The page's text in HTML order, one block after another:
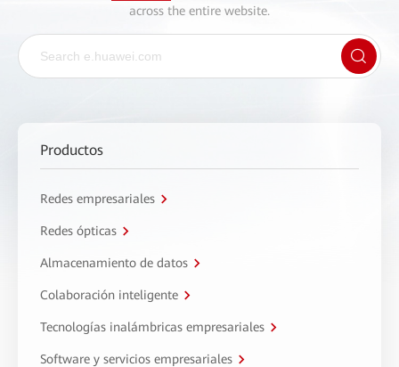
across the entire website.
Productos
Redes empresariales
Redes ópticas
Almacenamiento de datos
Colaboración inteligente
Tecnologías inalámbricas empresariales
Software y servicios empresariales